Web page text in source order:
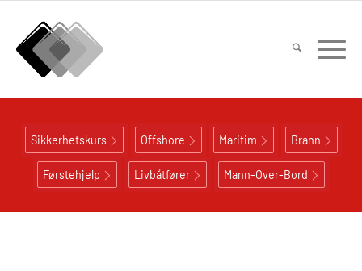
Sikkerhetskurs Offshore Maritim Brann
Førstehjelp Livbåtfører Mann-Over-Bord